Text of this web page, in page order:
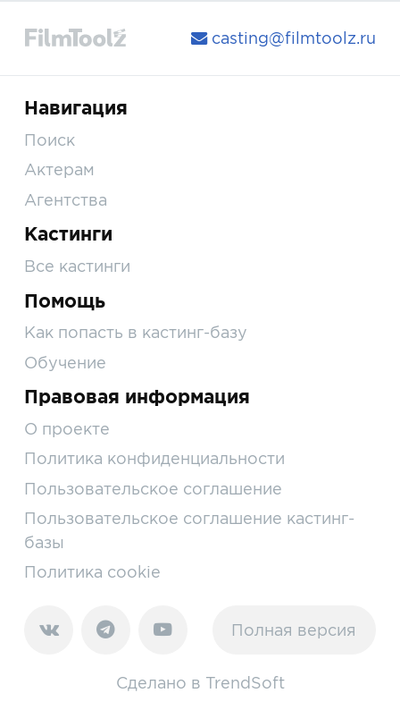
casting@filmtoolz.ru
Навигация
Поиск
Актерам
Агентства
Кастинги
Все кастинги
Помощь
Как попасть в кастинг-базу
Обучение
Правовая информация
О проекте
Политика конфиденциальности
Пользовательское соглашение
Пользовательское соглашение кастинг-
базы
Политика cookie
Полная версия
Сделано в TrendSoft